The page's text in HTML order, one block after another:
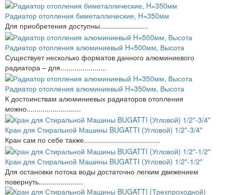
Радиатор отопления биметаллические, H=350мм
Для приобретения доступны........................
Радиатор отопления алюминиевый H=500мм, Высота
Существует несколько форматов данного алюминиевого
радиатора – для.......................
Радиатор отопления алюминиевый H=350мм, Высота
К достоинствам алюминиевых радиаторов отопления
можно...........................
Кран для Стиральной Машины BUGATTI (Угловой) 1/2"-3/4"
Кран сам по себе также......................................
Кран для Стиральной Машины BUGATTI (Угловой) 1/2"-1/2"
Для остановки потока воды достаточно легким движением
повернуть......................